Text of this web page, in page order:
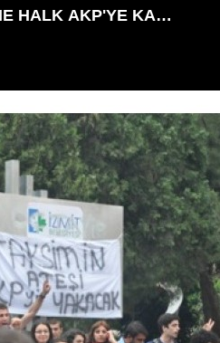
HALK AKP'YE KAFAYI